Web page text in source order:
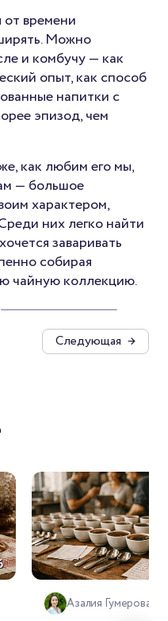
от времени
Можно
и комбучу — как
опыт, как способ
напитки с
эпизод, чем
как любим его мы,
— большое
характером,
них легко найти
заваривать
собирая
чайную коллекцию.
Следующая →
Азалия Гумерова